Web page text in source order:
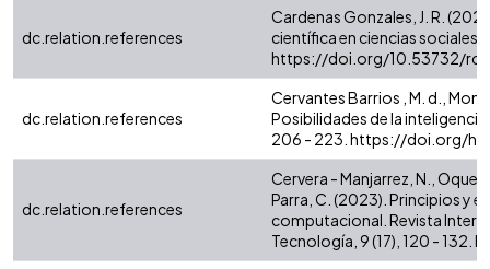
dc.relation.references
Cardenas Gonzales, J. R.
científica en ciencias sociales
https://doi.org/10.53732/
dc.relation.references
Cervantes Barrios , M. d.,
Posibilidades de la
206 - 223. https://doi.org/
dc.relation.references
Cervera - Manjarrez, N.,
Parra, C. (2023). Principios y
computacional. Revista
Tecnología, 9 (17), 120 -